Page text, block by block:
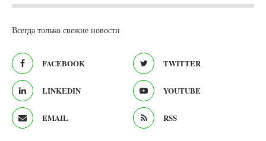
Всегда только свежие новости
FACEBOOK TWITTER
LINKEDIN YOUTUBE
EMAIL RSS